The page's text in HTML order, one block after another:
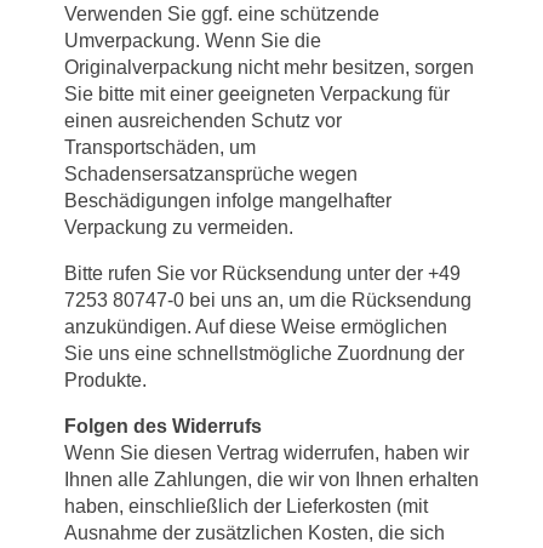
Verwenden Sie ggf. eine schützende
Umverpackung. Wenn Sie die
Originalverpackung nicht mehr besitzen, sorgen
Sie bitte mit einer geeigneten Verpackung für
einen ausreichenden Schutz vor
Transportschäden, um
Schadensersatzansprüche wegen
Beschädigungen infolge mangelhafter
Verpackung zu vermeiden.
Bitte rufen Sie vor Rücksendung unter der +49
7253 80747-0 bei uns an, um die Rücksendung
anzukündigen. Auf diese Weise ermöglichen
Sie uns eine schnellstmögliche Zuordnung der
Produkte.
Folgen des Widerrufs
Wenn Sie diesen Vertrag widerrufen, haben wir
Ihnen alle Zahlungen, die wir von Ihnen erhalten
haben, einschließlich der Lieferkosten (mit
Ausnahme der zusätzlichen Kosten, die sich